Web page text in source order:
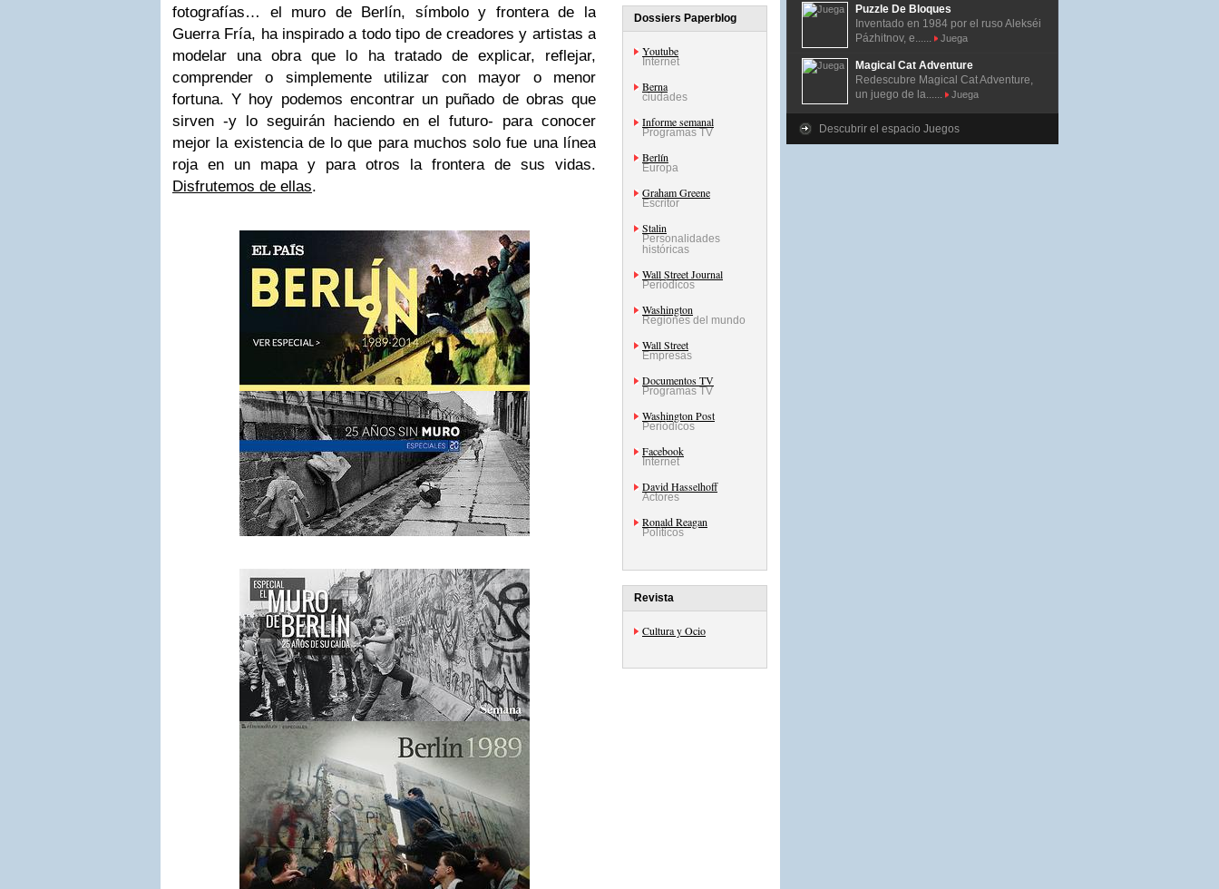
fotografías… el muro de Berlín, símbolo y frontera de la
Guerra Fría, ha inspirado a todo tipo de creadores y artistas a
modelar una obra que lo ha tratado de explicar, reflejar,
comprender o simplemente utilizar con mayor o menor
fortuna. Y hoy podemos encontrar un puñado de obras que
sirven -y lo seguirán haciendo en el futuro- para conocer
mejor la existencia de lo que para muchos solo fue una línea
roja en un mapa y para otros la frontera de sus vidas.
Disfrutemos de ellas.
Dossiers Paperblog
Youtube
Internet
Berna
ciudades
Informe semanal
Programas TV
Berlín
Europa
Graham Greene
Escritor
Stalin
Personalidades
históricas
Wall Street Journal
Periódicos
Washington
Regiones del mundo
Wall Street
Empresas
Documentos TV
Programas TV
Washington Post
Periódicos
Facebook
Internet
David Hasselhoff
Actores
Ronald Reagan
Políticos
Revista
Cultura y Ocio
Puzzle De Bloques
Inventado en 1984 por el ruso Alekséi
Pázhitnov, e......
Juega
Magical Cat Adventure
Redescubre Magical Cat Adventure,
un juego de la......
Juega
Descubrir el espacio Juegos